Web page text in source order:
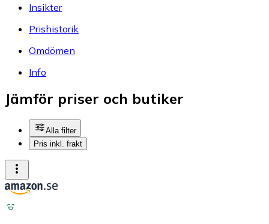
Insikter
Prishistorik
Omdömen
Info
Jämför priser och butiker
Alla filter
Pris inkl. frakt